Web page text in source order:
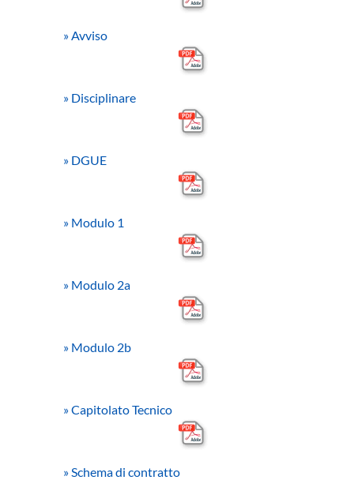
»Avviso
» Disciplinare
» DGUE
» Modulo 1
» Modulo 2a
» Modulo 2b
»Capitolato Tecnico
»Schema di contratto